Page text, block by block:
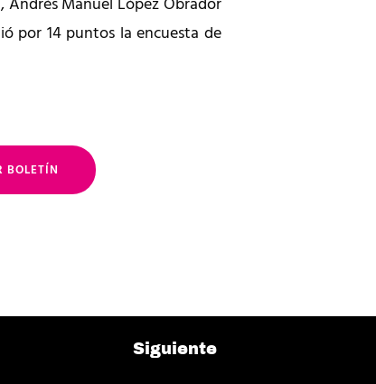
por 14 puntos la encuesta de
BOLETÍN
Siguiente